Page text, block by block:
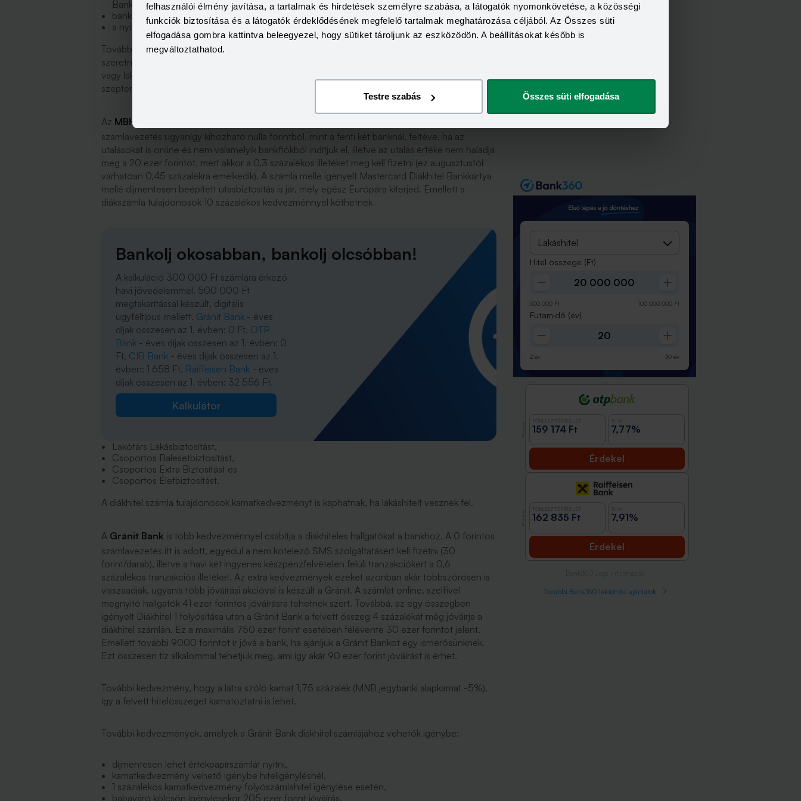
felhasználói élmény javítása, a tartalmak és hirdetések személyre szabása, a látogatók nyomonkövetése, a közösségi
funkciók biztosítása és a látogatók érdeklődésének megfelelő tartalmak meghatározása céljából. Az Összes süti
elfogadása gombra kattintva beleegyezel, hogy sütiket tároljunk az eszközödön. A beállításokat később is
megváltoztathatod.
Testre szabás Összes süti elfogadása
Banknál vezetett számlája,
bankkártya igénylése a számla mellé,
a nyitástól számított két évig nem szüntetheti meg a hallgató a számlát.
További kedvezmények is elérhetők a diákhitel számlával, például ha értékpapír számlát
szeretnénk nyitni, utas- vagy lakásbiztosítást szeretnénk kötni, folyószámlahitelt vennénk fel,
vagy lakáskölcsönt, babaváró hitelt igényelnénk. Az övtáskára vonatkozó akció 2024.
szeptember 30-ig él, a 30 ezer forintos jóváírási akció pedig 2024. július 1-től visszavonásig.
Az MBH Bank
számlavezetés ugyanígy kihozható nulla forintból, mint a fenti két banknál, feltéve, ha az
utalásokat is online és nem valamelyik bankfiókból indítjuk el, illetve az utalás értéke nem haladja
meg a 20 ezer forintot, mert akkor a 0,3 százalékos illetéket meg kell fizetni (ez augusztustól
várhatóan 0,45 százalékra emelkedik). A számla mellé igényelt Mastercard Diákhitel Bankkártya
mellé díjmentesen beépített utasbiztosítás is jár, mely egész Európára kiterjed. Emellett a
diákszámla tulajdonosok 10 százalékos kedvezménnyel köthetnek
Bankolj okosabban, bankolj olcsóbban!
A kalkuláció 300 000 Ft számlára érkező
havi jövedelemmel, 500 000 Ft
megtakarítással készült, digitális
ügyféltípus mellett. Gránit Bank - éves
díjak összesen az 1. évben: 0 Ft, OTP
Bank - éves díjak összesen az 1. évben: 0
Ft, CIB Bank - éves díjak összesen az 1.
évben: 1 658 Ft, Raiffeisen Bank - éves
díjak összesen az 1. évben: 32 556 Ft.
Kalkulátor
Lakótárs Lakásbiztosítást,
Csoportos Balesetbiztosítást,
Csoportos Extra Biztosítást és
Csoportos Életbiztosítást.
A diákhitel számla tulajdonosok kamatkedvezményt is kaphatnak, ha lakáshitelt vesznek fel.
A Gránit Bank is több kedvezménnyel csábítja a diákhiteles hallgatókat a bankhoz. A 0 forintos
számlavezetés itt is adott, egyedül a nem kötelező SMS szolgáltatásért kell fizetni (30
forint/darab), illetve a havi két ingyenes készpénzfelvételen felüli tranzakciókért a 0,6
százalékos tranzakciós illetéket. Az extra kedvezmények ezeket azonban akár többszörösen is
visszaadják, ugyanis több jóváírási akcióval is készült a Gránit. A számlát online, szelfivel
megnyitó hallgatók 41 ezer forintos jóváírásra tehetnek szert. Továbbá, az egy összegben
igényelt Diákhitel 1 folyósítása után a Gránit Bank a felvett összeg 4 százalékát még jóváírja a
diákhitel számlán. Ez a maximális 750 ezer forint esetében félévente 30 ezer forintot jelent.
Emellett további 9000 forintot ír jóvá a bank, ha ajánljuk a Gránit Bankot egy ismerősünknek.
Ezt összesen tíz alkalommal tehetjük meg, ami így akár 90 ezer forint jóváírást is érhet.
További kedvezmény, hogy a látra szóló kamat 1,75 százalék (MNB jegybanki alapkamat -5%),
így a felvett hitelösszeget kamatoztatni is lehet.
További kedvezmények, amelyek a Gránit Bank diákhitel számlájához vehetők igénybe:
díjmentesen lehet értékpapírszámlát nyitni,
kamatkedvezmény vehető igénybe hiteligénylésnél,
1 százalékos kamatkedvezmény folyószámlahitel igénylése esetén,
babaváró kölcsön igénylésekor 205 ezer forint jóváírás,
Lakáshitel
Hitel összege (Ft)
500 000 Ft 100 000 000 Ft
Futamidő (év)
2 év 30 év
159 174 Ft 7,77%
Érdekel
162 835 Ft 7,91%
Érdekel
További Bank360 lakáshitel ajánlatok